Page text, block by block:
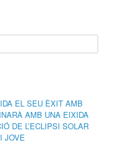
EL SEU ÈXIT AMB
AMB UNA EIXIDA
DE L’ECLIPSI SOLAR
JOVE